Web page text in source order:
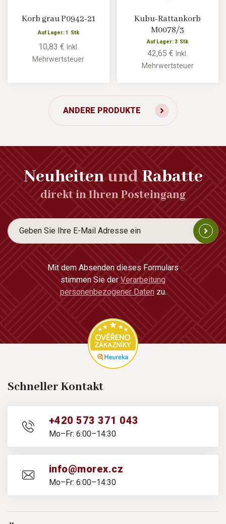
Korb grau P0942-21
Auf Lager: 1 Stk
10,83 € Inkl.
Mehrwertsteuer
Kubu-Rattankorb
M0078/3
Auf Lager: 3 Stk
42,65 €Inkl.
Mehrwertsteuer
ANDERE PRODUKTE
NeuheitenundRabatte
direkt in Ihren Posteingang
Mit dem Absenden dieses Formulars
stimmen Sie der Verarbeitung
personenbezogener Daten zu.
Schneller Kontakt
+420 573 371 043
Mo–Fr: 6:00–14:30
info@morex.cz
Mo–Fr: 6:00–14:30